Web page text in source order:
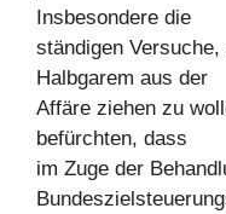
Insbesondere die
ständigen
Halbgarem aus der
Affäre ziehen zu
befürchten, dass
im Zuge der